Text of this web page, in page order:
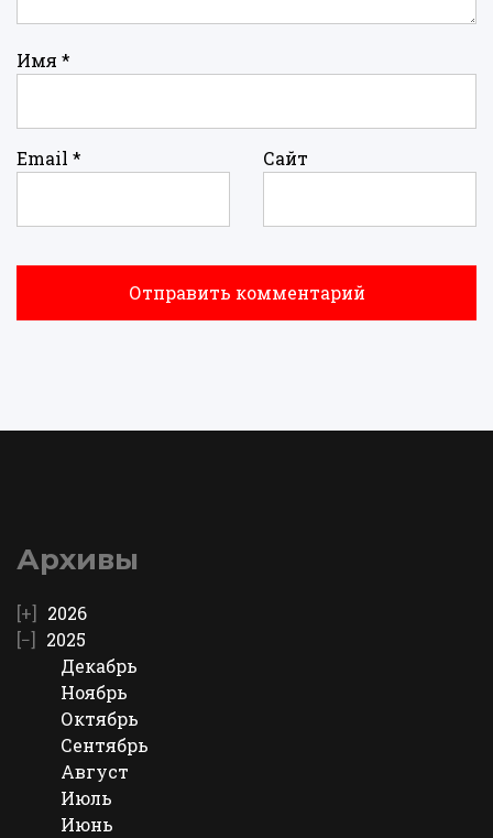
Имя *
Email * Сайт
Архивы
2026
2025
Декабрь
Ноябрь
Октябрь
Сентябрь
Август
Июль
Июнь